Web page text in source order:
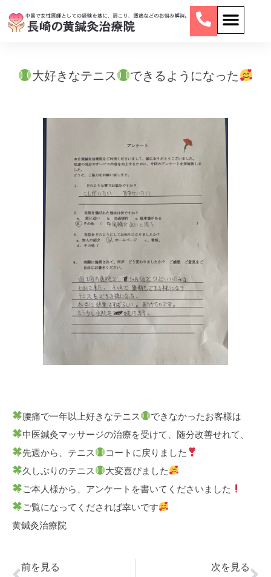
大好きなテニス できるようになった
腰痛で一年以上好きなテニス
できなかったお客様は
中医鍼灸マッサージの治療を受けて、随分改善せれて、
先週から、テニス
コートに戻りました
久しぶりのテニス
大変喜びました
ご本人様から、アンケートを書いてくださいました
ご覧になってくだされば幸いです
黄鍼灸治療院
前を見る
次を見る